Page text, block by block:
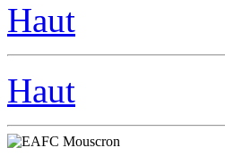
Haut
Haut